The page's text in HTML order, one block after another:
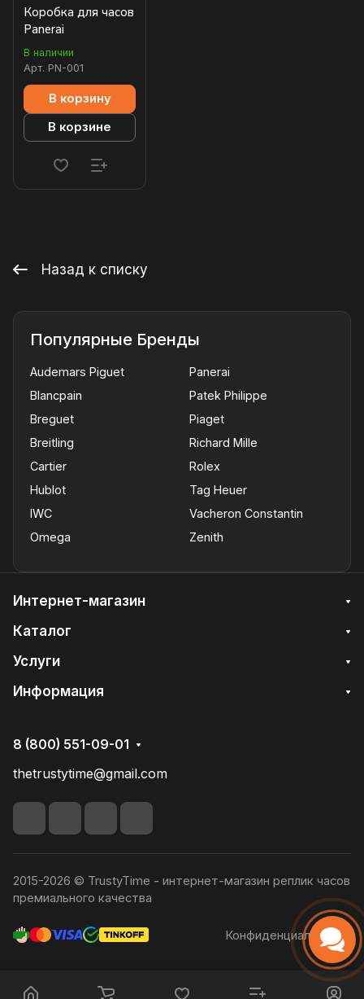
Коробка для часов
Panerai
В наличии
Арт. PN-001
В корзину
В корзине
Назад к списку
Популярные Бренды
Audemars Piguet
Blancpain
Breguet
Breitling
Cartier
Hublot
IWC
Omega
Panerai
Patek Philippe
Piaget
Richard Mille
Rolex
Tag Heuer
Vacheron Constantin
Zenith
Интернет-магазин
Каталог
Услуги
Информация
8 (800) 551-09-01
thetrustytime@gmail.com
2015-2026 © TrustyTime - интернет-магазин реплик часов
премиального качества
Конфиденциальность